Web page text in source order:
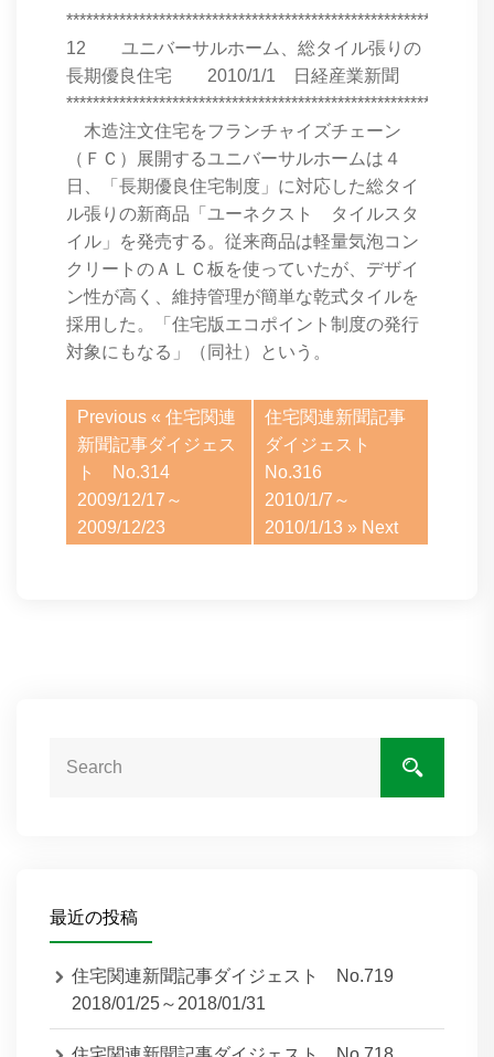
12 ユニバーサルホーム、総タイル張りの
長期優良住宅 2010/1/1 日経産業新聞
木造注文住宅をフランチャイズチェーン
（ＦＣ）展開するユニバーサルホームは４
日、「長期優良住宅制度」に対応した総タイ
ル張りの新商品「ユーネクスト タイルスタ
イル」を発売する。従来商品は軽量気泡コン
クリートのＡＬＣ板を使っていたが、デザイ
ン性が高く、維持管理が簡単な乾式タイルを
採用した。「住宅版エコポイント制度の発行
対象にもなる」（同社）という。
Previous « 住宅関連
新聞記事ダイジェス
ト No.314
2009/12/17～
2009/12/23
住宅関連新聞記事
ダイジェスト
No.316
2010/1/7～
2010/1/13 » Next
最近の投稿
住宅関連新聞記事ダイジェスト No.719
2018/01/25～2018/01/31